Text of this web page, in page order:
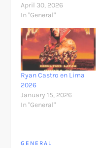
April 30, 2026
In "General"
Ryan Castro en Lima
2026
January 15, 2026
In "General"
GENERAL